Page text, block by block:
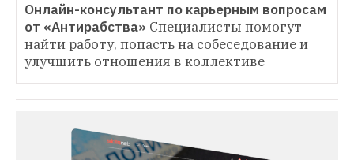
Онлайн-консультант по карьерным вопросам
от «Антирабства» Специалисты помогут
найти работу, попасть на собеседование и
улучшить отношения в коллективе